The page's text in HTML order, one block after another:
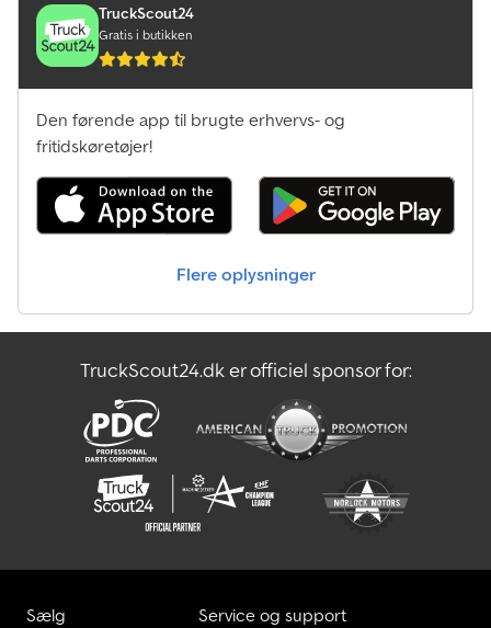
TruckScout24
Gratis i butikken
Den førende app til brugte erhvervs- og
fritidskøretøjer!
Flere oplysninger
TruckScout24.dk er officiel sponsor for:
Sælg Service og support